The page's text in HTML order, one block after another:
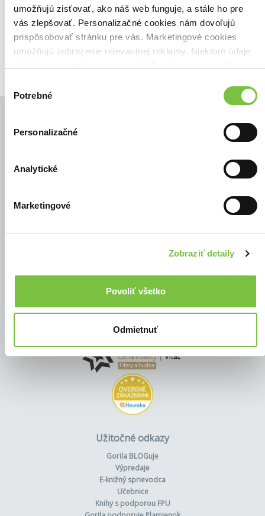
umožňujú zisťovať, ako náš web funguje, a stále ho pre
vás zlepšovať. Personalizačné cookies nám dovoľujú
prispôsobovať stránku pre vás. Marketingové cookies
umožňujú zobrazenie relevantnej reklamy. Niektoré údaje
súhlasu
Potrebné
Personalizačné
Analytické
Marketingové
Zobraziť detaily
Povoliť všetko
Odmietnuť
Filtrovať
Užitočné odkazy
Gorila BLOGuje
Výpredaje
E-knižný sprievodca
Učebnice
Knihy s podporou FPU